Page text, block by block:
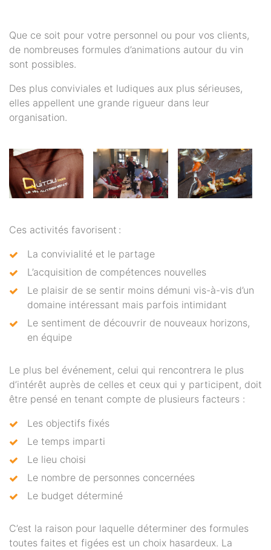
Que ce soit pour votre personnel ou pour vos clients,
de nombreuses formules d’animations autour du vin
sont possibles.
Des plus conviviales et ludiques aux plus sérieuses,
elles appellent une grande rigueur dans leur
organisation.
Ces activités favorisent :
La convivialité et le partage
L’acquisition de compétences nouvelles
Le plaisir de se sentir moins démuni vis-à-vis d’un
domaine intéressant mais parfois intimidant
Le sentiment de découvrir de nouveaux horizons,
en équipe
Le plus bel événement, celui qui rencontrera le plus
d’intérêt auprès de celles et ceux qui y participent, doit
être pensé en tenant compte de plusieurs facteurs :
Les objectifs fixés
Le temps imparti
Le lieu choisi
Le nombre de personnes concernées
Le budget déterminé
C’est la raison pour laquelle déterminer des formules
toutes faites et figées est un choix hasardeux. La